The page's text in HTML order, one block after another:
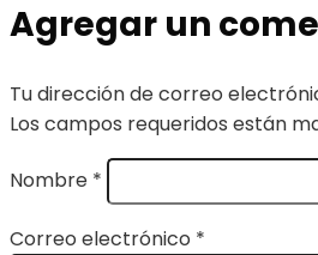
Agregar un
Tu dirección de correo
Los campos requeridos están
Nombre *
Correo electrónico *